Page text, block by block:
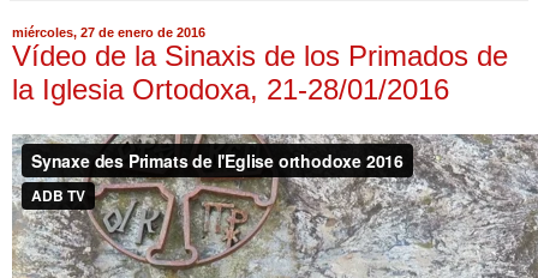
miércoles, 27 de enero de 2016
Vídeo de la Sinaxis de los Primados de
la Iglesia Ortodoxa, 21-28/01/2016